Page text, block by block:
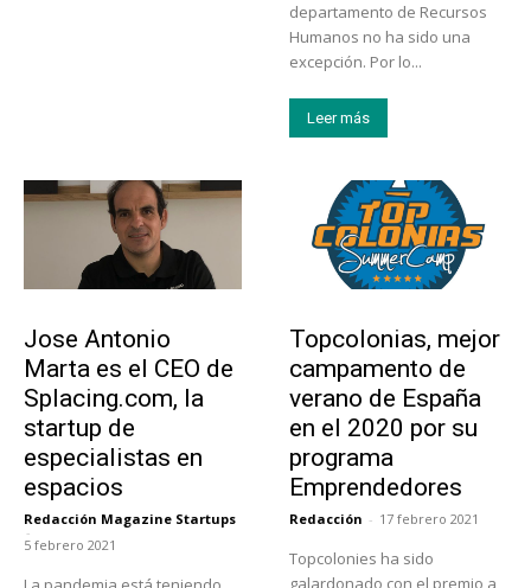
departamento de Recursos
Humanos no ha sido una
excepción. Por lo...
Leer más
Jose Antonio
Marta es el CEO de
Splacing.com, la
startup de
especialistas en
espacios
Redacción Magazine Startups
-
5 febrero 2021
Topcolonias, mejor
campamento de
verano de España
en el 2020 por su
programa
Emprendedores
Redacción - 17 febrero 2021
Topcolonies ha sido
galardonado con el premio a